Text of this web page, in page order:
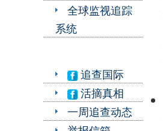
全球监视追踪
系统
追查国际
活摘真相
一周追查动态